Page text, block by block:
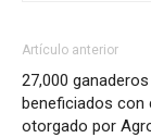
Artículo anterior
27,000
beneficiados con
otorgado por